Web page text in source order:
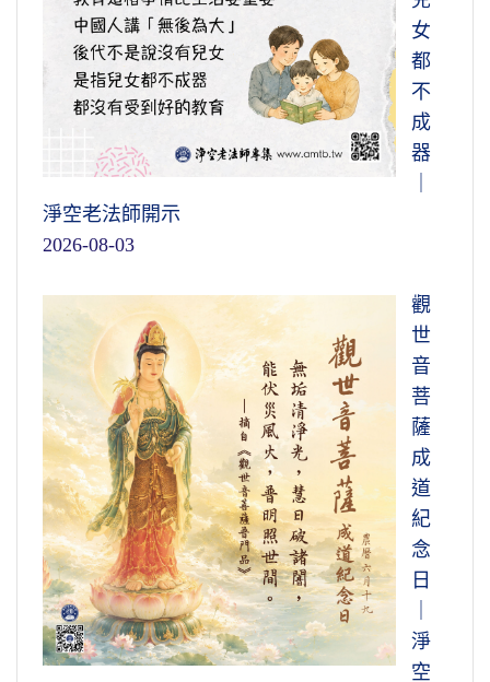
女
都
不
成
器
淨空老法師開示
2026-08-03
觀
世
音
菩
薩
成
道
紀
念
日
淨
空